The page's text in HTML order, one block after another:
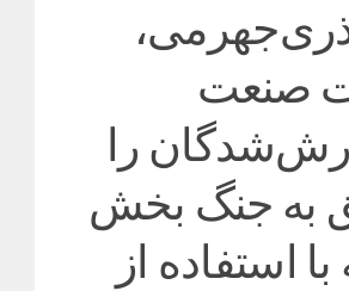
صنعت
را
به جنگ بخش
استفاده از